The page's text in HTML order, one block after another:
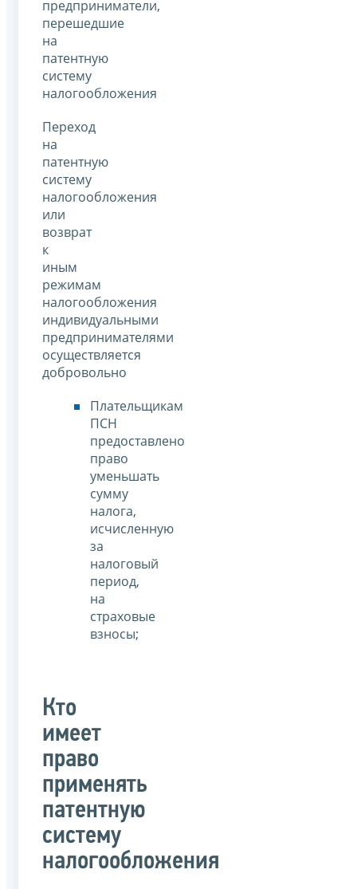
предприниматели,
перешедшие
на
патентную
систему
налогообложения
Переход
на
патентную
систему
налогообложения
или
возврат
к
иным
режимам
налогообложения
индивидуальными
предпринимателями
осуществляется
добровольно
Плательщикам
ПСН
предоставлено
право
уменьшать
сумму
налога,
исчисленную
за
налоговый
период,
на
страховые
взносы;
Кто
имеет
право
применять
патентную
систему
налогообложения